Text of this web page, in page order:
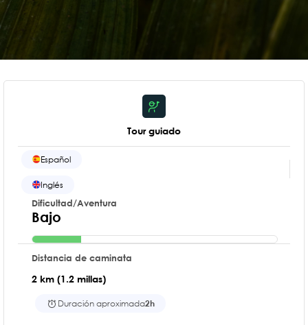
Tour guiado
Español
Inglés
Dificultad/Aventura
Bajo
Distancia de caminata
2 km (1.2 millas)
Duración aproximada2h